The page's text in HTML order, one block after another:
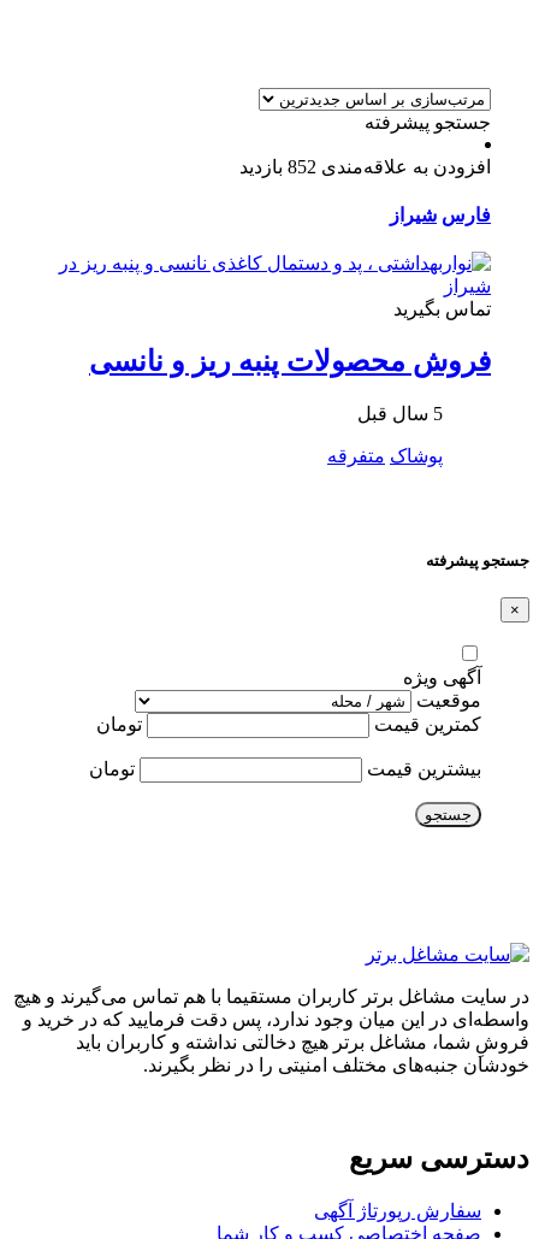
جستجو پیشرفته
افزودن به علاقه‌مندی 852 بازدید
فارس شیراز
تماس بگیرید
فروش محصولات پنبه ریز و نانسی
5 سال قبل
پوشاک متفرقه
جستجو پیشرفته
×
آگهی ویژه
موقعیت
کمترین قیمت
تومان
بیشترین قیمت تومان
جستجو
در سایت مشاغل برتر کاربران مستقیما با هم تماس می‌گیرند و هیچ
واسطه‌ای در این میان وجود ندارد، پس دقت فرمایید که در خرید و
فروشِ شما، مشاغل برتر هیچ دخالتی نداشته و کاربران باید
خودشان جنبه‌های مختلف امنیتی را در نظر بگیرند.
دسترسی سریع
سفارش رپورتاژ آگهی
صفحه اختصاصی کسب و کار شما